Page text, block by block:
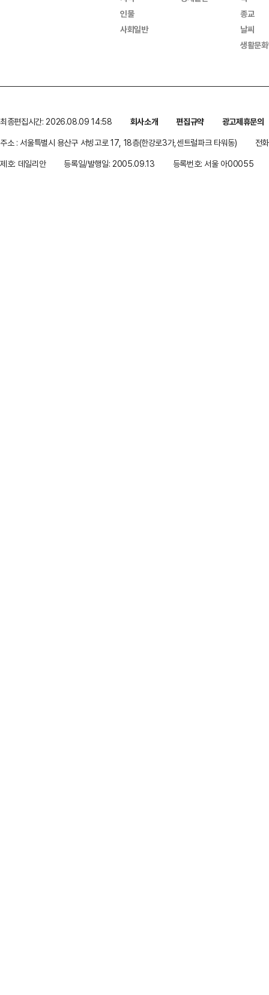
인물
사회일반
종교
날씨
생활문
최종편집시간: 2026.08.09 14:58 회사소개 편집규약
광고제휴문의
주소 : 서울특별시 용산구 서빙고로 17, 18층(한강로3가,센트럴파크 타워동)
전
제호: 데일리안
등록일/발행일: 2005.09.13 등록번호: 서울 아00055